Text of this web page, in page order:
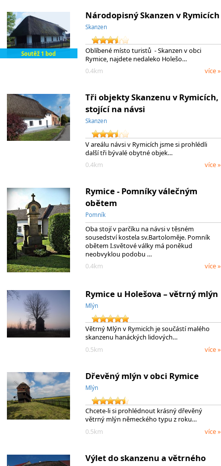
Soutěž 1 bod
Národopisný Skanzen v Rymicích
Skanzen
Oblíbené místo turistů - Skanzen v obci
Rymice, najdete nedaleko Holešo…
0.4km
více »
Tři objekty Skanzenu v Rymicích,
stojící na návsi
Skanzen
V areálu návsi v Rymicích jsme si prohlédli
další tři bývalé obytné objek…
0.4km
více »
Rymice - Pomníky válečným
obětem
Pomník
Oba stojí v parčíku na návsi v těsném
sousedství kostela sv.Bartoloměje. Pomník
obětem I.světové války má poněkud
neobvyklou podobu …
0.4km
více »
Rymice u Holešova – větrný mlýn
Mlýn
Větrný Mlýn v Rymicích je součástí malého
skanzenu hanáckých lidových…
0.5km
více »
Dřevěný mlýn v obci Rymice
Mlýn
Chcete-li si prohlédnout krásný dřevěný
větrný mlýn německého typu z roku…
0.5km
více »
Výlet do skanzenu a větrného